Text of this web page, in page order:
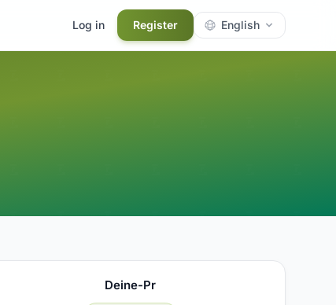
Log in Register English
Deine-Pr